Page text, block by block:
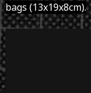
bags (13x19x8cm).